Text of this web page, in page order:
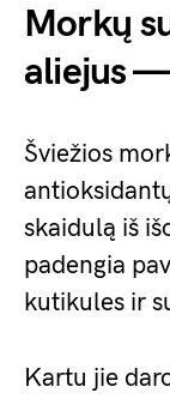
Morkų
aliejus
Šviežios
skaidulą iš
padengia
kutikules ir
Kartu jie